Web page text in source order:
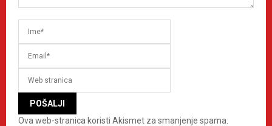
Ova web-stranica koristi Akismet za smanjenje spama.